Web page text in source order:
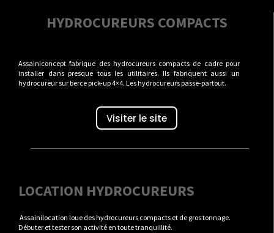
HYDROCUREURS COMPACTS
Assainiconcept fabrique des hydrocureurs compacts de cadre pour
installer dans presque tous les utilitaires. Ils fabriquent aussi un
hydrocureur sur berce pick-up 4×4. Les hydrocureurs passe-partout.
Visiter le site
LOCATION HYDROCUREURS
Assainilocation loue des hydrocureurs compacts et de gros tonnage.
Débuter et tester son activité en toute tranquillité.